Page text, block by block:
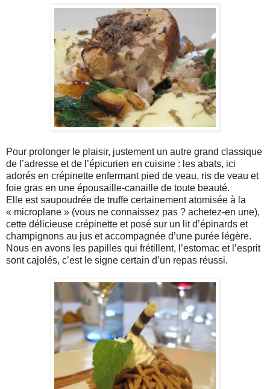
Pour prolonger le plaisir, justement un autre grand classique
de l’adresse et de l’épicurien en cuisine : les abats, ici
adorés en crépinette enfermant pied de veau, ris de veau et
foie gras en une épousaille-canaille de toute beauté.
Elle est saupoudrée de truffe certainement atomisée à la
« microplane » (vous ne connaissez pas ? achetez-en une),
cette délicieuse crépinette et posé sur un lit d’épinards et
champignons au jus et accompagnée d’une purée légère.
Nous en avons les papilles qui frétillent, l’estomac et l’esprit
sont cajolés, c’est le signe certain d’un repas réussi.